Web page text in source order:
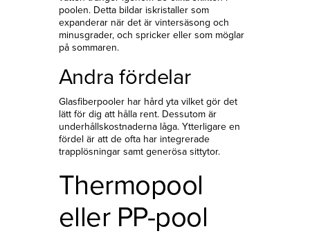
poolen. Detta bildar iskristaller som
expanderar när det är vintersäsong och
minusgrader, och spricker eller som möglar
på sommaren.
Andra fördelar
Glasfiberpooler har hård yta vilket gör det
lätt för dig att hålla rent. Dessutom är
underhållskostnaderna låga. Ytterligare en
fördel är att de ofta har integrerade
trapplösningar samt generösa sittytor.
Thermopool
eller PP-pool